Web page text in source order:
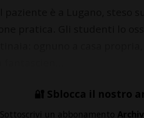
🔐 Sblocca il nostro
Sottoscrivi un abbonamento